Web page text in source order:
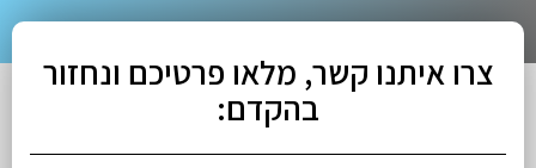
צרו איתנו קשר, מלאו פרטיכם ונחזור
בהקדם: